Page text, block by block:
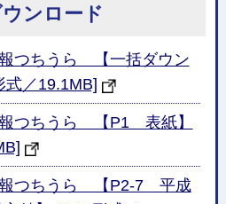
ンロード
つちうら 【一括ダウン
式／19.1MB]
つちうら 【P1 表紙】
つちうら 【P2-7 平成